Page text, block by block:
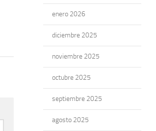
enero 2026
diciembre 2025
noviembre 2025
octubre 2025
septiembre 2025
agosto 2025